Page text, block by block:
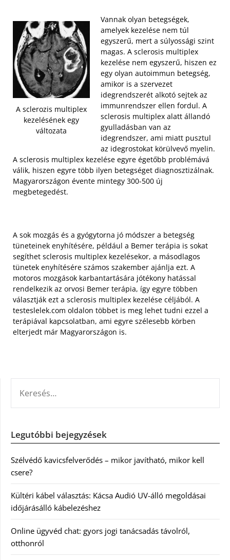
A sclerozis multiplex
kezelésének egy
változata
Vannak olyan betegségek,
amelyek kezelése nem túl
egyszerű, mert a súlyossági szint
magas. A sclerosis multiplex
kezelése nem egyszerű, hiszen ez
egy olyan autoimmun betegség,
amikor is a szervezet
idegrendszerét alkotó sejtek az
immunrendszer ellen fordul. A
sclerosis multiplex alatt állandó
gyulladásban van az
idegrendszer, ami miatt pusztul
az idegrostokat körülvevő myelin.
A sclerosis multiplex kezelése egyre égetőbb problémává
válik, hiszen egyre több ilyen betegséget diagnosztizálnak.
Magyarországon évente mintegy 300-500 új
megbetegedést.
A sok mozgás és a gyógytorna jó módszer a betegség
tüneteinek enyhítésére, például a Bemer terápia is sokat
segíthet sclerosis multiplex kezelésekor, a másodlagos
tünetek enyhítésére számos szakember ajánlja ezt. A
motoros mozgások karbantartására jótékony hatással
rendelkezik az orvosi Bemer terápia, így egyre többen
választják ezt a sclerosis multiplex kezelése céljából. A
testeslelek.com oldalon többet is meg lehet tudni ezzel a
terápiával kapcsolatban, ami egyre szélesebb körben
elterjedt már Magyarországon is.
Legutóbbi bejegyzések
Szélvédő kavicsfelverődés – mikor javítható, mikor kell
csere?
Kültéri kábel választás: Kácsa Audió UV-álló megoldásai
időjárásálló kábelezéshez
Online ügyvéd chat: gyors jogi tanácsadás távolról,
otthonról